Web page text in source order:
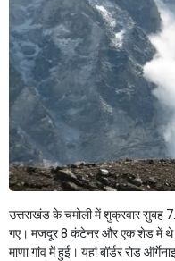
उत्तराखंड के चमोली में शुक्रवार सुबह
गए। मजदूर 8 कंटेनर और एक शेड में थे।
माणा गांव में हुई। यहां बॉर्डर रोड